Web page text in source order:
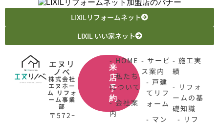
LIXILリフォームネット
LIXIL いい家ネット
エヌリ
ノベ
株式会社
エヌホー
ム リフォ
ーム事業
部
〒572ｰ
来
店
予
約
- HOME
- 私たち
について
- 会社案
内
- サービ
ス案内
- 戸建
てリフ
ォーム
- マン
- 施工実
績
- リフォ
ームの基
礎知識
- リフ